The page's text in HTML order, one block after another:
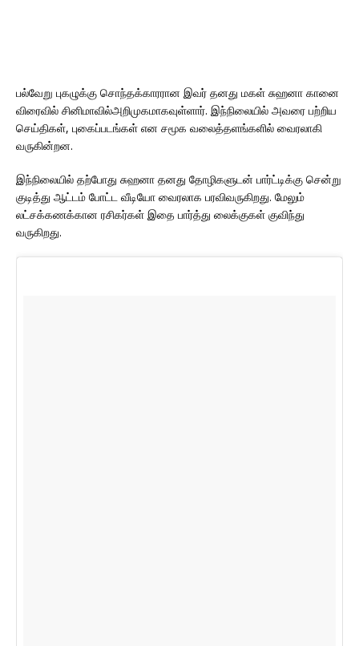
பல்வேறு புகழுக்கு சொந்தக்காரரான இவர் தனது மகள் சுஹனா கானை
விரைவில் சினிமாவில்அறிமுகமாகவுள்ளார். இந்நிலையில் அவரை பற்றிய
செய்திகள், புகைப்படங்கள் என சமூக வலைத்தளங்களில் வைரலாகி
வருகின்றன.
இந்நிலையில் தற்போது சுஹனா தனது தோழிகளுடன் பார்ட்டிக்கு சென்று
குடித்து ஆட்டம் போட்ட வீடியோ வைரலாக பரவிவருகிறது. மேலும்
லட்சக்கணக்கான ரசிகர்கள் இதை பார்த்து லைக்குகள் குவிந்து
வருகிறது.